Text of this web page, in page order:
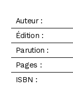
Auteur :
Édition :
Parution :
Pages :
ISBN :